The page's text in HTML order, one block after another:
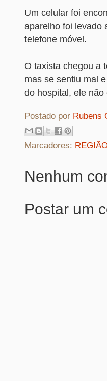
Um celular foi
aparelho foi levado
telefone móvel.
O taxista chegou a
mas se sentiu mal
do hospital, ele
Postado por Rubens
Marcadores:
Nenhum
Postar um